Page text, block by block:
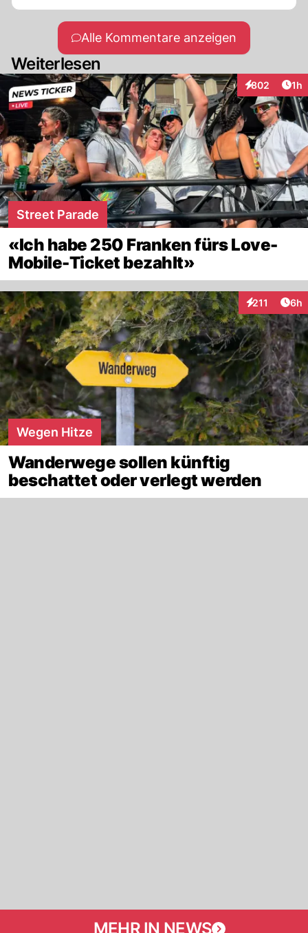
Alle Kommentare anzeigen
Weiterlesen
802
Interaktionen
1h
Street Parade
«Ich habe 250 Franken fürs Love-
Mobile-Ticket bezahlt»
211
Interaktionen
6h
Wegen Hitze
Wanderwege sollen künftig
beschattet oder verlegt werden
MEHR IN NEWS